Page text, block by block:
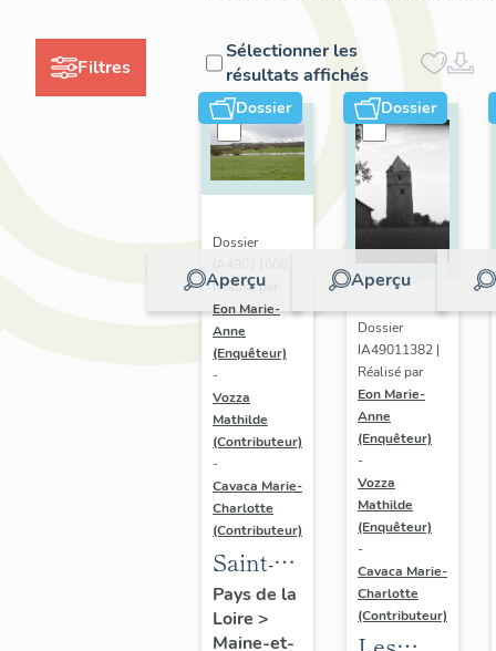
Filtres
Sélectionner les
résultats affichés
Dossier
Aperçu
Dossier
Réalisé par
Eon Marie-
Anne
(Enquêteur)
-
Vozza
Mathilde
(Contributeur)
-
Cavaca Marie-
Charlotte
(Contributeur)
Saint-
Laurent-
du-
Pays de la
Loire >
Maine-et-
Dossier
Aperçu
Dossier
IA49011382 |
Réalisé par
Eon Marie-
Anne
(Enquêteur)
-
Vozza
Mathilde
(Enquêteur)
-
Cavaca Marie-
Charlotte
(Contributeur)